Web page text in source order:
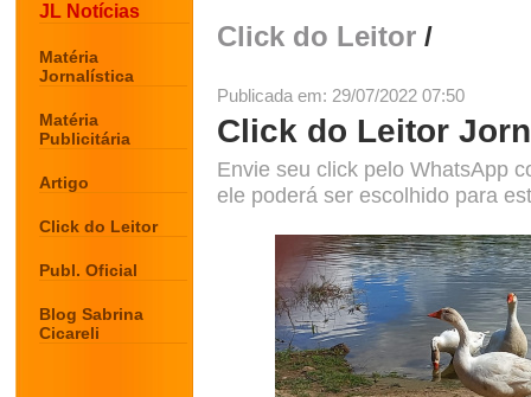
JL Notícias
Matéria
Jornalística
Matéria
Publicitária
Artigo
Click do Leitor
Publ. Oficial
Blog Sabrina
Cicareli
Click do Leitor /
Publicada em: 29/07/2022 07:50
Click do Leitor
Envie seu click pelo WhatsApp
ele poderá ser escolhido para